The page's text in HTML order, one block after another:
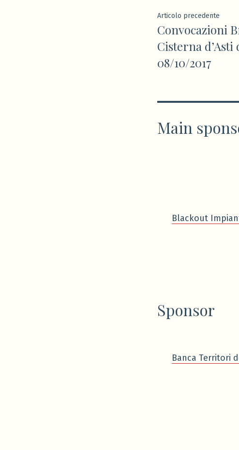
Navigazione
articoli
Articolo precedente
Convocazioni
Cisterna
08/10/2017
Main
Blackout
Sponsor
Banca Territori